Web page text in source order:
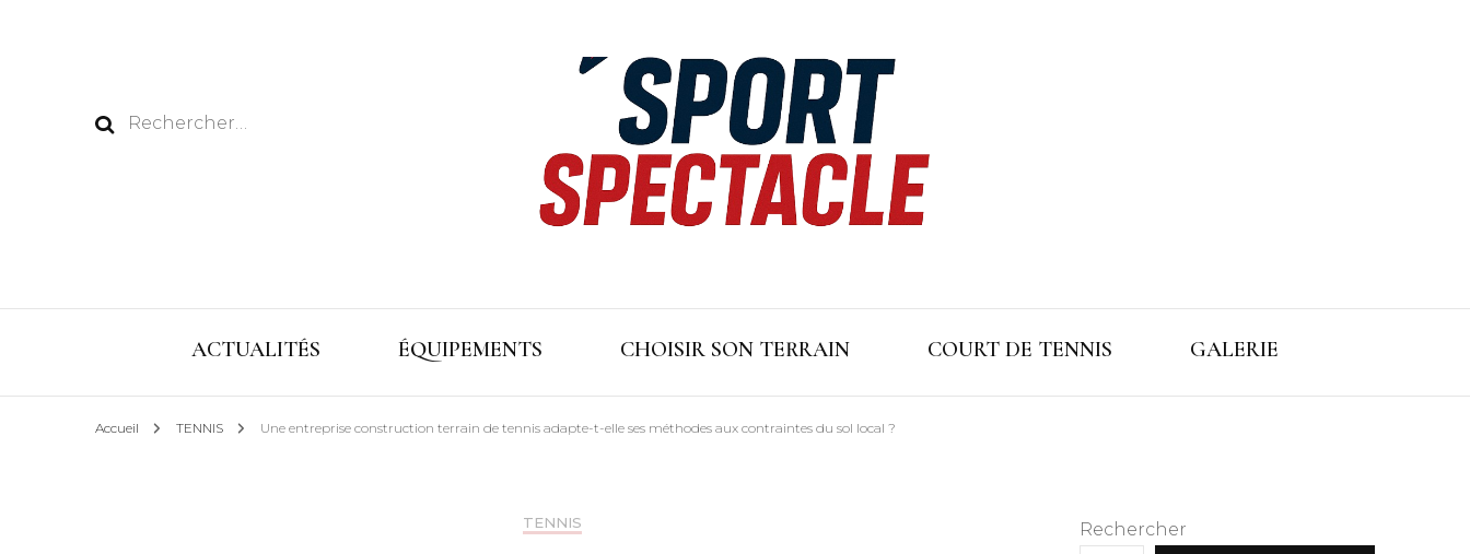
Rechercher :
ACTUALITÉS ÉQUIPEMENTS CHOISIR SON TERRAIN COURT DE TENNIS GALERIE
Accueil TENNIS Une entreprise construction terrain de tennis adapte-t-elle ses méthodes aux contraintes du sol local ?
TENNIS
Rechercher